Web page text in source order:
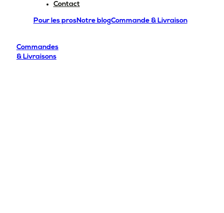
Contact
Pour les prosNotre blogCommande & Livraison
Commandes
& Livraisons